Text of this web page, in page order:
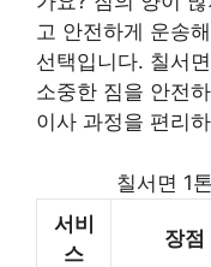
고 안전하게 운송
선택입니다. 칠서
소중한 짐을 안전
이사 과정을 편리
칠서면 1
서비
스
장점